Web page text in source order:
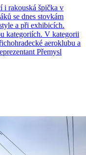
i rakouská špička v
se dnes stovkám
a při exhibicích.
kategoriích. V kategorii
aeroklubu a
Přemysl